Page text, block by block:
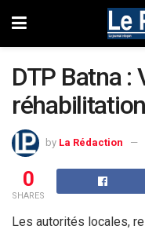
DTP Batna :
by La Rédaction
0
SHARES
Les autorités locales,